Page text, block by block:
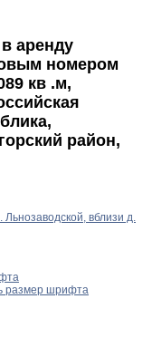
аренду
номером
кв .м,
район,
вблизи д.
размер шрифта